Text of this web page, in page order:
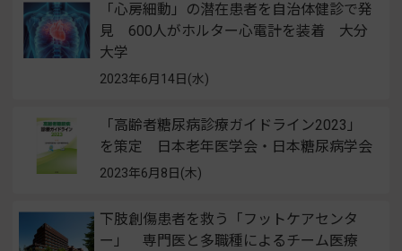
「心房細動」の潜在患者を自治体健診で発
見 600人がホルター心電計を装着 大分
大学
2023年6月14日(水)
「高齢者糖尿病診療ガイドライン2023」
を策定 日本老年医学会・日本糖尿病学会
2023年6月8日(木)
下肢創傷患者を救う「フットケアセンタ
ー」 専門医と多職種によるチーム医療